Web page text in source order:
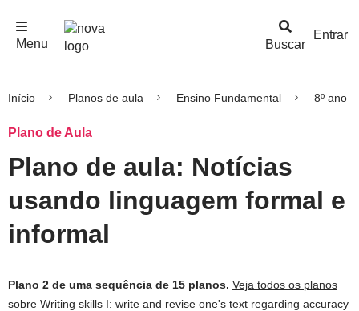
Buscar
Menu
Entrar
Início Planos de aula Ensino Fundamental 8º ano
Plano de Aula
Plano de aula: Notícias
usando linguagem formal e
informal
Plano 2 de uma sequência de 15 planos. Veja todos os planos
sobre Writing skills I: write and revise one's text regarding accuracy